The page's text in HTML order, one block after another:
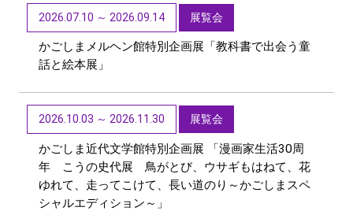
2026.07.10 ～ 2026.09.14 展覧会
かごしまメルヘン館特別企画展「教科書で出会う童
話と絵本展」
2026.10.03 ～ 2026.11.30 展覧会
かごしま近代文学館特別企画展 「漫画家生活30周
年 こうの史代展 鳥がとび、ウサギもはねて、花
ゆれて、走ってこけて、長い道のり～かごしまスペ
シャルエディション～」